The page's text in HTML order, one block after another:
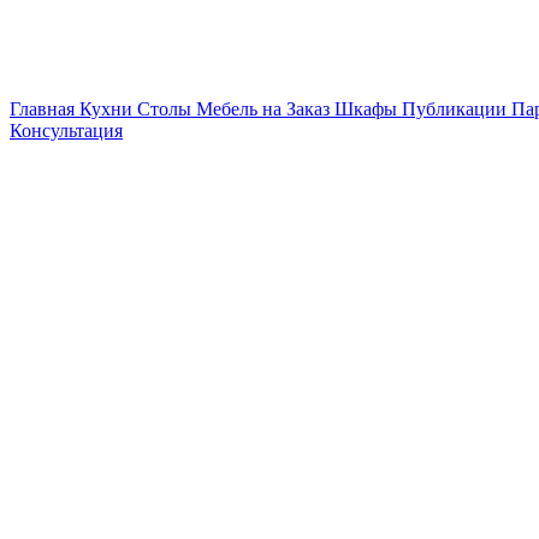
Главная Кухни Столы Мебель на Заказ Шкафы Публикации
Консультация